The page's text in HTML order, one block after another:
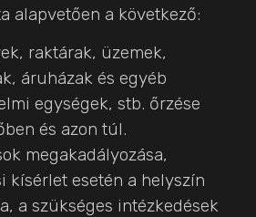
alapvetően a következő:
raktárak, üzemek,
áruházak és egyéb
egységek, stb. őrzése
és azon túl.
megakadályozása,
kísérlet esetén a helyszín
a szükséges intézkedések